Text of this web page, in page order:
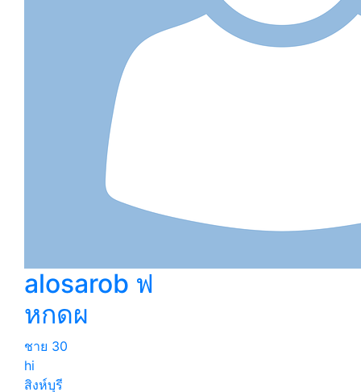
alosarob ฟ
หกดผ
ชาย 30
hi
สิงห์บุรี